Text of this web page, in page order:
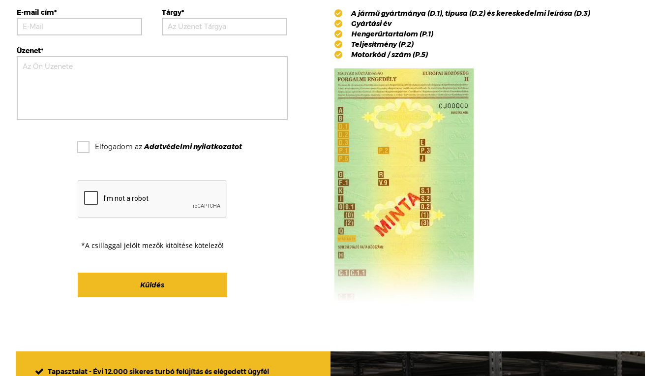
E-mail cím* Tárgy*
Üzenet*
Elfogadom azAdatvédelmi nyilatkozatot
*A csillaggal jelölt mezők kitöltése kötelező!
A jármű gyártmánya (D.1), típusa (D.2) és kereskedelmi leírása (D.3)
Gyártási év
Hengerűrtartalom (P.1)
Teljesítmény (P.2)
Motorkód / szám (P.5)
Tapasztalat - Évi 12.000 sikeres turbó felújítás és elégedett ügyfél